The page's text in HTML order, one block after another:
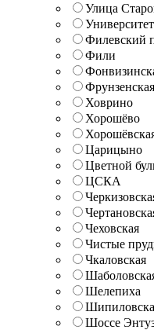
Улица
Университет
Филевский
Фили
Фрунзенская
Ховрино
Хорошёво
Царицыно
Цветной
ЦСКА
Чеховская
Чистые
Чкаловская
Шелепиха
Шоссе